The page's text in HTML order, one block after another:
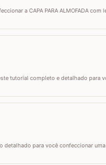
a CAPA PARA ALMOFADA com
tutorial completo e detalhado para
detalhado para você confeccionar